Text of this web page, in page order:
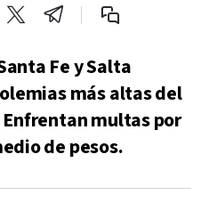
Fe y Salta
más altas del
multas por
de pesos.